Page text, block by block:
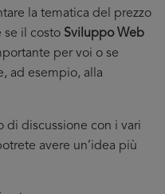
la tematica del prezzo
se il costo Sviluppo Web
per voi o se
ad esempio, alla
di discussione con i vari
avere un’idea più